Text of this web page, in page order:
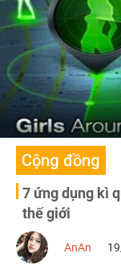
Cộng đồng
7 ứng dụng kì
thế giới
AnAn